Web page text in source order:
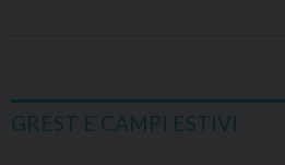
GREST E CAMPI ESTIVI